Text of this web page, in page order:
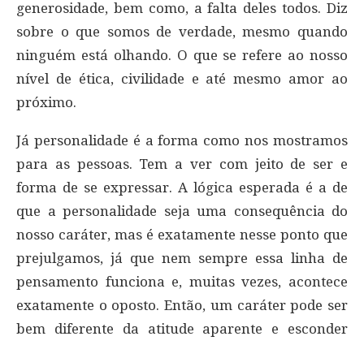
generosidade, bem como, a falta deles todos. Diz
sobre o que somos de verdade, mesmo quando
ninguém está olhando. O que se refere ao nosso
nível de ética, civilidade e até mesmo amor ao
próximo.
Já personalidade é a forma como nos mostramos
para as pessoas. Tem a ver com jeito de ser e
forma de se expressar. A lógica esperada é a de
que a personalidade seja uma consequência do
nosso caráter, mas é exatamente nesse ponto que
prejulgamos, já que nem sempre essa linha de
pensamento funciona e, muitas vezes, acontece
exatamente o oposto. Então, um caráter pode ser
bem diferente da atitude aparente e esconder